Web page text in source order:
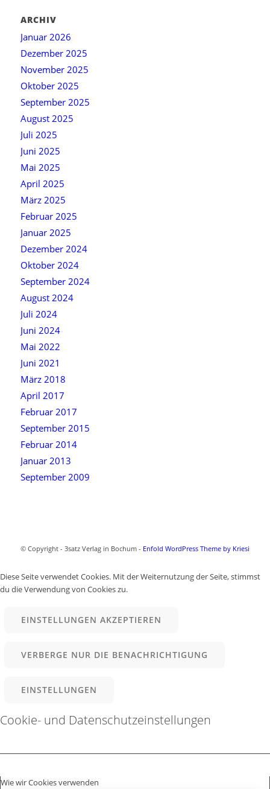
ARCHIV
Januar 2026
Dezember 2025
November 2025
Oktober 2025
September 2025
August 2025
Juli 2025
Juni 2025
Mai 2025
April 2025
März 2025
Februar 2025
Januar 2025
Dezember 2024
Oktober 2024
September 2024
August 2024
Juli 2024
Juni 2024
Mai 2022
Juni 2021
März 2018
April 2017
Februar 2017
September 2015
Februar 2014
Januar 2013
September 2009
© Copyright - 3satz Verlag in Bochum - Enfold WordPress Theme by Kriesi
Diese Seite verwendet Cookies. Mit der Weiternutzung der Seite, stimmst
du die Verwendung von Cookies zu.
EINSTELLUNGEN AKZEPTIEREN
VERBERGE NUR DIE BENACHRICHTIGUNG
EINSTELLUNGEN
Cookie- und Datenschutzeinstellungen
Wie wir Cookies verwenden